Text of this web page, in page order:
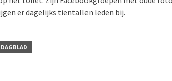
er dagelijks tientallen leden bij.